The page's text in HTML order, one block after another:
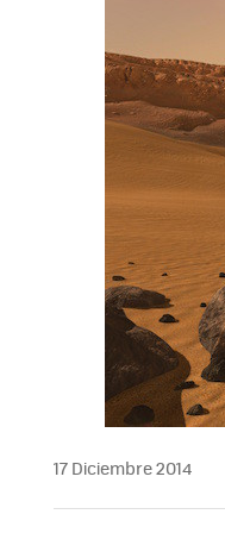
17 Diciembre 2014